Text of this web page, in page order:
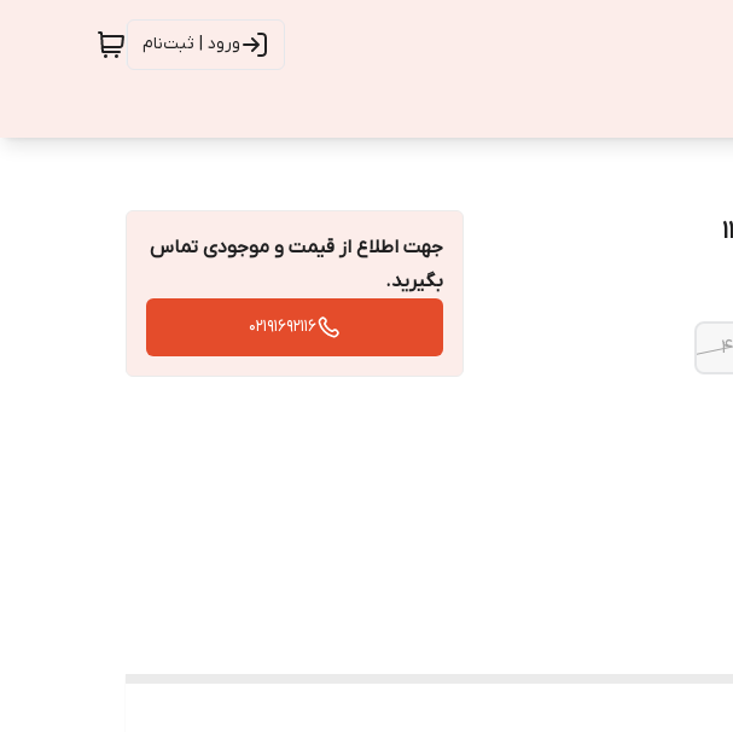
ورود | ثبت‌نام
جهت اطلاع از قیمت و موجودی تماس
بگیرید.
02191692116